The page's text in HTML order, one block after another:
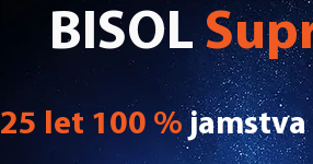
BISOL
25 let 100 %